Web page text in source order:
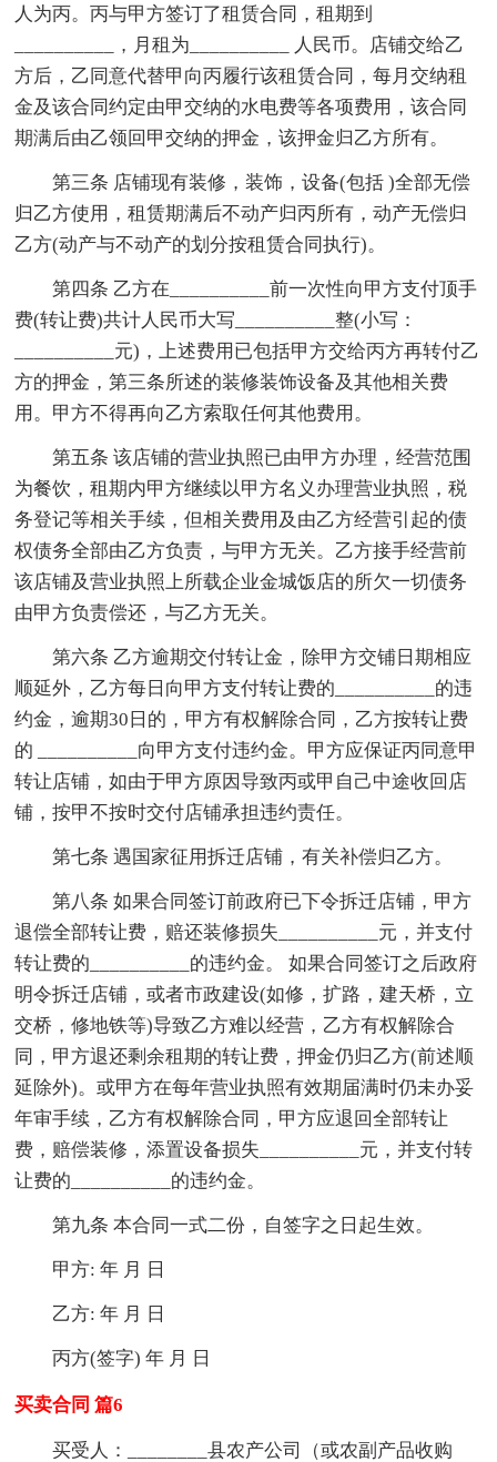
人为丙。丙与甲方签订了租赁合同，租期到
__________，月租为__________ 人民币。店铺交给乙
方后，乙同意代替甲向丙履行该租赁合同，每月交纳租
金及该合同约定由甲交纳的水电费等各项费用，该合同
期满后由乙领回甲交纳的押金，该押金归乙方所有。
第三条 店铺现有装修，装饰，设备(包括 )全部无偿
归乙方使用，租赁期满后不动产归丙所有，动产无偿归
乙方(动产与不动产的划分按租赁合同执行)。
第四条 乙方在__________前一次性向甲方支付顶手
费(转让费)共计人民币大写__________整(小写：
__________元)，上述费用已包括甲方交给丙方再转付乙
方的押金，第三条所述的装修装饰设备及其他相关费
用。甲方不得再向乙方索取任何其他费用。
第五条 该店铺的营业执照已由甲方办理，经营范围
为餐饮，租期内甲方继续以甲方名义办理营业执照，税
务登记等相关手续，但相关费用及由乙方经营引起的债
权债务全部由乙方负责，与甲方无关。乙方接手经营前
该店铺及营业执照上所载企业金城饭店的所欠一切债务
由甲方负责偿还，与乙方无关。
第六条 乙方逾期交付转让金，除甲方交铺日期相应
顺延外，乙方每日向甲方支付转让费的__________的违
约金，逾期30日的，甲方有权解除合同，乙方按转让费
的 __________向甲方支付违约金。甲方应保证丙同意甲
转让店铺，如由于甲方原因导致丙或甲自己中途收回店
铺，按甲不按时交付店铺承担违约责任。
第七条 遇国家征用拆迁店铺，有关补偿归乙方。
第八条 如果合同签订前政府已下令拆迁店铺，甲方
退偿全部转让费，赔还装修损失__________元，并支付
转让费的__________的违约金。 如果合同签订之后政府
明令拆迁店铺，或者市政建设(如修，扩路，建天桥，立
交桥，修地铁等)导致乙方难以经营，乙方有权解除合
同，甲方退还剩余租期的转让费，押金仍归乙方(前述顺
延除外)。或甲方在每年营业执照有效期届满时仍未办妥
年审手续，乙方有权解除合同，甲方应退回全部转让
费，赔偿装修，添置设备损失__________元，并支付转
让费的__________的违约金。
第九条 本合同一式二份，自签字之日起生效。
甲方: 年 月 日
乙方: 年 月 日
丙方(签字) 年 月 日
买卖合同 篇6
买受人：________县农产公司（或农副产品收购